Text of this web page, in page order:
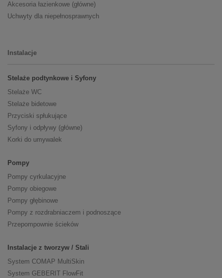
Akcesoria łazienkowe (główne)
Uchwyty dla niepełnosprawnych
Instalacje
Stelaże podtynkowe i Syfony
Stelaże WC
Stelaże bidetowe
Przyciski spłukujące
Syfony i odpływy (główne)
Korki do umywalek
Pompy
Pompy cyrkulacyjne
Pompy obiegowe
Pompy głębinowe
Pompy z rozdrabniaczem i podnoszące
Przepompownie ścieków
Instalacje z tworzyw / Stali
System COMAP MultiSkin
System GEBERIT FlowFit